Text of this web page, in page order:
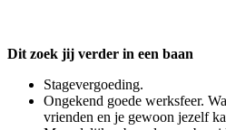
Dit zoek jij verder in een baan
Stagevergoeding.
Ongekend goede werksfeer.
vrienden en je gewoon jezelf